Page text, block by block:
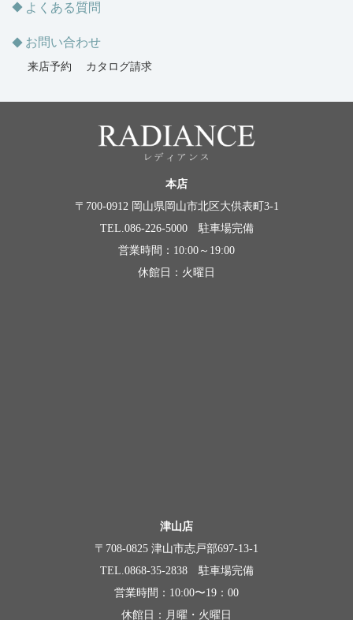
よくある質問
お問い合わせ
来店予約 カタログ請求
本店
〒700-0912 岡山県岡山市北区大供表町3-1
TEL.086-226-5000 駐車場完備
営業時間：10:00～19:00
休館日：火曜日
津山店
〒708-0825 津山市志戸部697-13-1
TEL.0868-35-2838 駐車場完備
営業時間：10:00〜19：00
休館日：月曜・火曜日